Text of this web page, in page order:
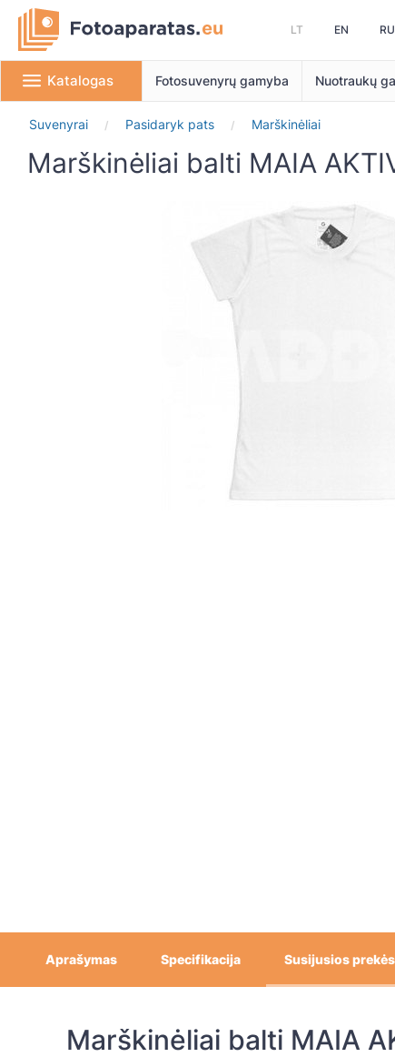
LT EN RU
Katalogas Fotosuvenyrų gamyba Nuotraukų
Suvenyrai / Pasidaryk pats / Marškinėliai
Marškinėliai balti MAIA
Aprašymas Specifikacija Susijusios prekės
Marškinėliai balti MAIA